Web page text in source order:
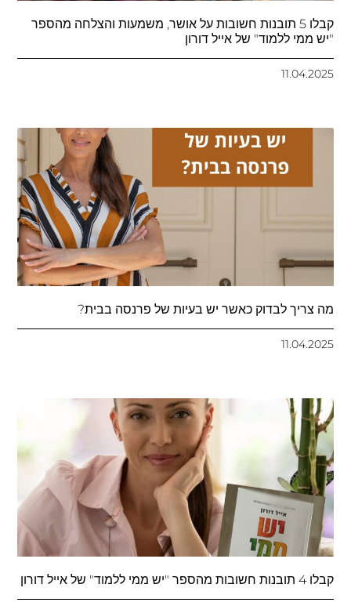
קבלו 5 תובנות חשובות על אושר, משמעות והצלחה מהספר
"יש ממי ללמוד" של אייל דורון
11.04.2025
מה צריך לבדוק כאשר יש בעיות של פרנסה בבית?
11.04.2025
קבלו 4 תובנות חשובות מהספר "יש ממי ללמוד" של אייל דורון